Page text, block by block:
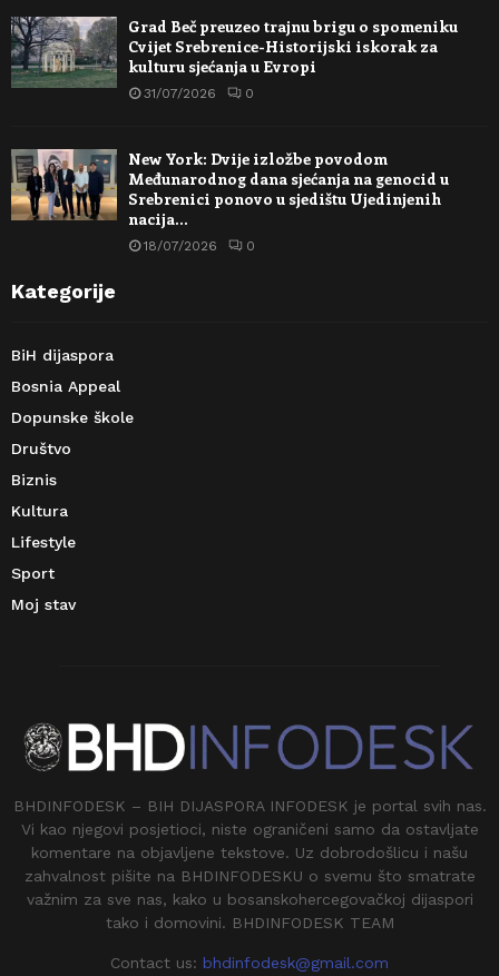
Grad Beč preuzeo trajnu brigu o spomeniku
Cvijet Srebrenice-Historijski iskorak za
kulturu sjećanja u Evropi
31/07/2026 0
New York: Dvije izložbe povodom
Međunarodnog dana sjećanja na genocid u
Srebrenici ponovo u sjedištu Ujedinjenih
nacija…
18/07/2026 0
Kategorije
BiH dijaspora
Bosnia Appeal
Dopunske škole
Društvo
Biznis
Kultura
Lifestyle
Sport
Moj stav
BHDINFODESK – BIH DIJASPORA INFODESK je portal svih nas.
Vi kao njegovi posjetioci, niste ograničeni samo da ostavljate
komentare na objavljene tekstove. Uz dobrodošlicu i našu
zahvalnost pišite na BHDINFODESKU o svemu što smatrate
važnim za sve nas, kako u bosanskohercegovačkoj dijaspori
tako i domovini. BHDINFODESK TEAM
Contact us: bhdinfodesk@gmail.com